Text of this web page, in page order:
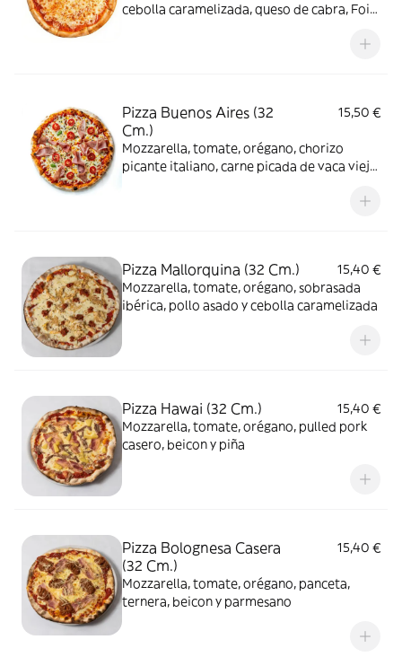
cebolla caramelizada, queso de cabra, Foie
Pizza Buenos Aires (32
Cm.)
15,50 €
Mozzarella, tomate, orégano, chorizo
picante italiano, carne picada de vaca vieja
provolone, rúcula y salsa chimichurri casera
Pizza Mallorquina (32 Cm.)
15,40 €
Mozzarella, tomate, orégano, sobrasada
ibérica, pollo asado y cebolla caramelizada
Pizza Hawai (32 Cm.)
15,40 €
Mozzarella, tomate, orégano, pulled pork
casero, beicon y piña
Pizza Bolognesa Casera
(32 Cm.)
15,40 €
Mozzarella, tomate, orégano, panceta,
ternera, beicon y parmesano